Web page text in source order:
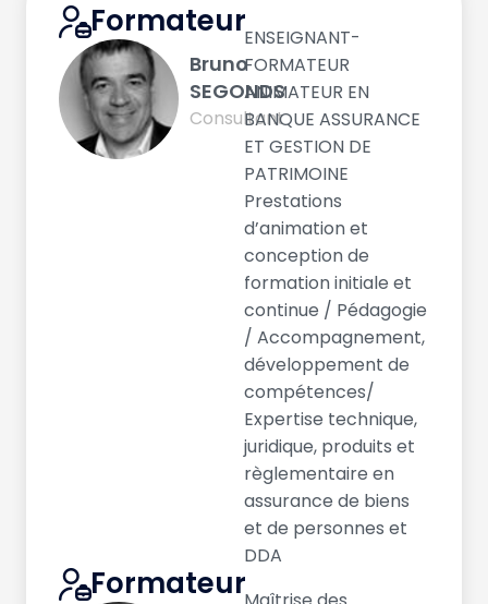
Formateur
Bruno
SEGONDS
Consultant
ENSEIGNANT-
FORMATEUR
ANIMATEUR EN
BANQUE ASSURANCE
ET GESTION DE
PATRIMOINE
Prestations
d’animation et
conception de
formation initiale et
continue / Pédagogie
/ Accompagnement,
développement de
compétences/
Expertise technique,
juridique, produits et
règlementaire en
assurance de biens
et de personnes et
DDA
Formateur